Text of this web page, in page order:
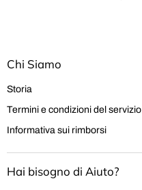
Chi Siamo
Storia
Termini e condizioni del servizio
Informativa sui rimborsi
Hai bisogno di Aiuto?